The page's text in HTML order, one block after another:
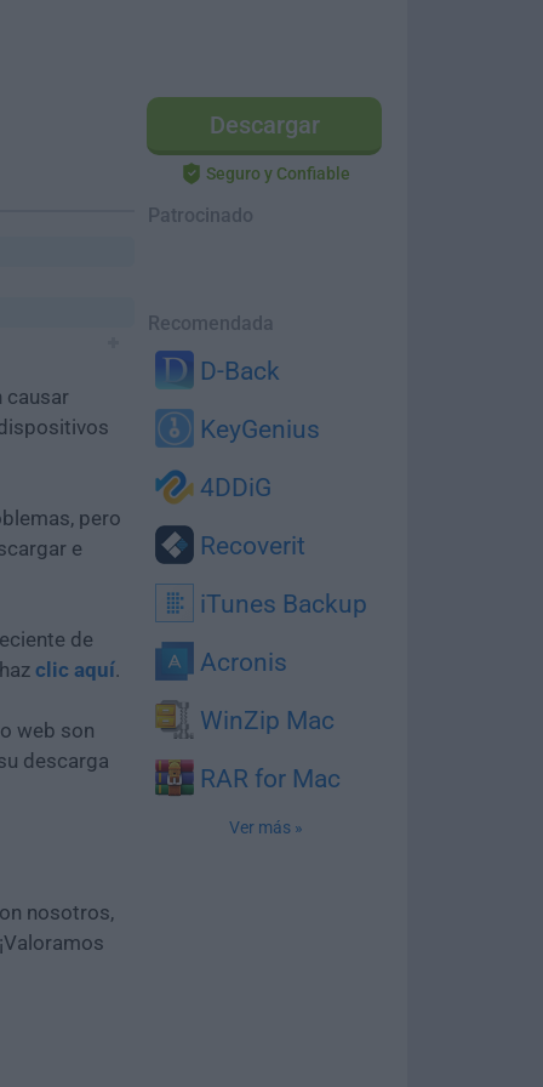
Descargar
Seguro y Confiable
Patrocinado
Recomendada
D-Back
KeyGenius
4DDiG
Recoverit
iTunes Backup
Acronis
WinZip Mac
RAR for Mac
Ver más »
causar
pero
e
de
clic aquí.
web son
descarga
nosotros,